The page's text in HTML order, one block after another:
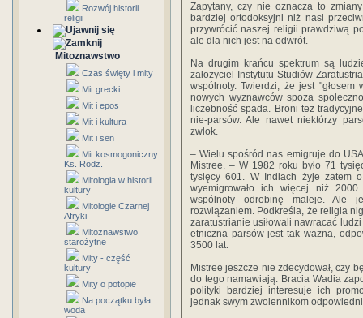
Rozwój historii
religii
Mitoznawstwo
Czas święty i mity
Mit grecki
Mit i epos
Mit i kultura
Mit i sen
Mit kosmogoniczny
Ks. Rodz.
Mitologia w historii
kultury
Mitologie Czarnej
Afryki
Mitoznawstwo
starożytne
Mity - część
kultury
Mity o potopie
Na początku była
woda
Zapytany, czy nie oznacza to
bardziej ortodoksyjni niż nasi
przywrócić naszej religii prawdziwą
ale dla nich jest na odwrót.
Na drugim krańcu spektrum są
założyciel Instytutu Studiów
wspólnoty. Twierdzi, że jest "głosem
nowych wyznawców spoza
liczebność spada. Broni też
nie-parsów. Ale nawet niektórzy
zwłok.
– Wielu spośród nas emigruje do
Mistree. – W 1982 roku było 71
tysięcy 601. W Indiach żyje zatem
wyemigrowało ich więcej niż
wspólnoty odrobinę maleje. Ale
rozwiązaniem. Podkreśla, że religia
zaratustrianie usiłowali nawracać
etniczna parsów jest tak ważna,
3500 lat.
Mistree jeszcze nie zdecydował, czy
do tego namawiają. Bracia Wadia
polityki bardziej interesuje ich
jednak swym zwolennikom